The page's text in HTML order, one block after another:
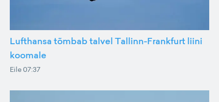
Lufthansa tõmbab talvel Tallinn-Frankfurt liini
koomale
Eile 07:37